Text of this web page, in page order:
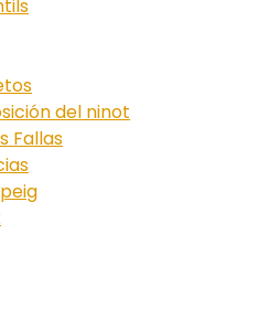
del ninot
Fallas